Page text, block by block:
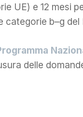
UE) e 12 mesi
b–g del
delle